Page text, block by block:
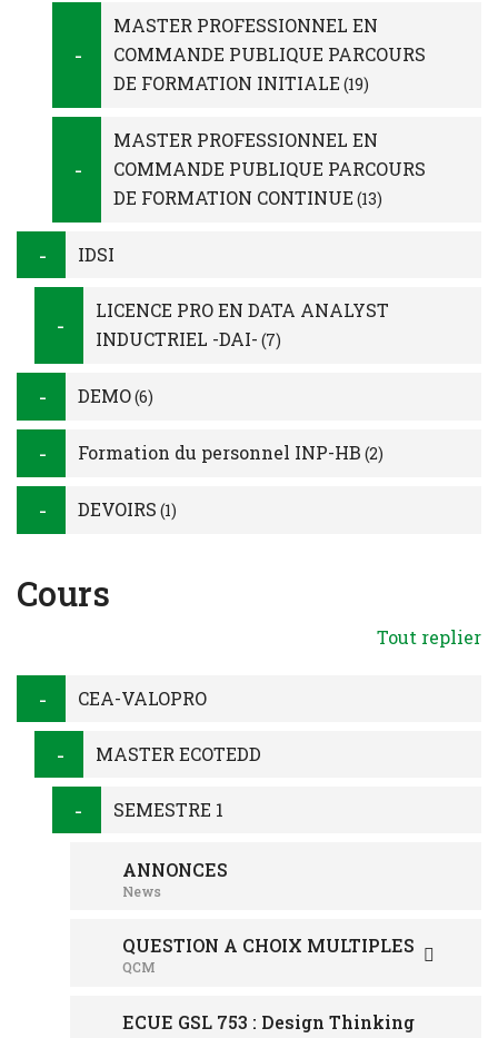
MASTER PROFESSIONNEL EN
COMMANDE PUBLIQUE PARCOURS
DE FORMATION INITIALE (19)
MASTER PROFESSIONNEL EN
COMMANDE PUBLIQUE PARCOURS
DE FORMATION CONTINUE (13)
IDSI
LICENCE PRO EN DATA ANALYST
INDUCTRIEL -DAI- (7)
DEMO(6)
Formation du personnel INP-HB (2)
DEVOIRS (1)
Cours
Tout replier
CEA-VALOPRO
MASTER ECOTEDD
SEMESTRE 1
ANNONCES
News
QUESTION A CHOIX MULTIPLES
QCM
ECUE GSL 753 : Design Thinking